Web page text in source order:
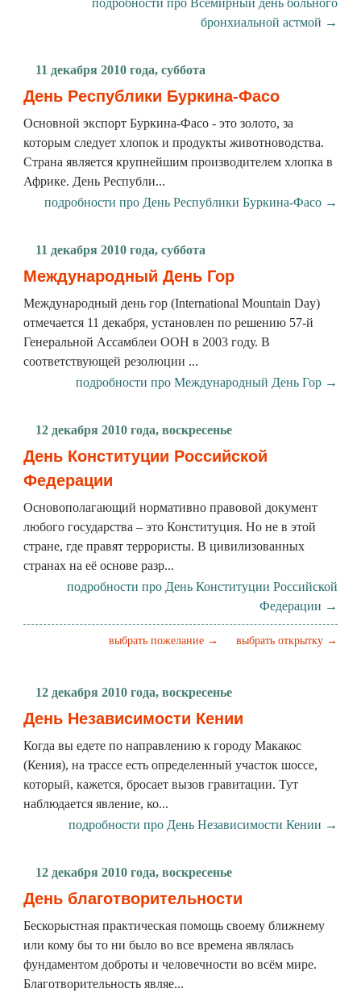
подробности про Всемирный день больного
бронхиальной астмой →
11 декабря 2010 года, суббота
День Республики Буркина-Фасо
Основной экспорт Буркина-Фасо - это золото, за
которым следует хлопок и продукты животноводства.
Страна является крупнейшим производителем хлопка в
Африке. День Республи...
подробности про День Республики Буркина-Фасо →
11 декабря 2010 года, суббота
Международный День Гор
Международный день гор (International Mountain Day)
отмечается 11 декабря, установлен по решению 57-й
Генеральной Ассамблеи ООН в 2003 году. В
соответствующей резолюции ...
подробности про Международный День Гор →
12 декабря 2010 года, воскресенье
День Конституции Российской
Федерации
Основополагающий нормативно правовой документ
любого государства – это Конституция. Но не в этой
стране, где правят террористы. В цивилизованных
странах на её основе разр...
подробности про День Конституции Российской
Федерации →
выбрать открытку →
выбрать пожелание →
12 декабря 2010 года, воскресенье
День Независимости Кении
Когда вы едете по направлению к городу Макакос
(Кения), на трассе есть определенный участок шоссе,
который, кажется, бросает вызов гравитации. Тут
наблюдается явление, ко...
подробности про День Независимости Кении →
12 декабря 2010 года, воскресенье
День благотворительности
Бескорыстная практическая помощь своему ближнему
или кому бы то ни было во все времена являлась
фундаментом доброты и человечности во всём мире.
Благотворительность являе...